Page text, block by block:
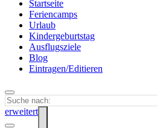
Startseite
Feriencamps
Urlaub
Kindergeburtstag
Ausflugsziele
Blog
Eintragen/Editieren
erweitert